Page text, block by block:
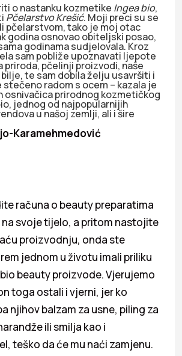
o nastanku kozmetike Ingea bio,
Pčelarstvo Krešić. Moji preci su se
pčelarstvom, tako je moj otac
godina osnovao obiteljski posao,
godinama sudjelovala. Kroz
sam pobliže upoznavati ljepote
priroda, pčelinji proizvodi, naše
te sam dobila želju usavršiti i
radom s ocem – kazala je
osnivačica prirodnog kozmetičkog
jednog od najpopularnijih
u našoj zemlji, ali i šire
Karamehmedović
računa o beauty preparatima
svoje tijelo, a pritom nastojite
proizvodnju, onda ste
jednom u životu imali priliku
beauty proizvode. Vjerujemo
toga ostali i vjerni, jer ko
njihov balzam za usne, piling za
ili smilja kao i
teško da će mu naći zamjenu.